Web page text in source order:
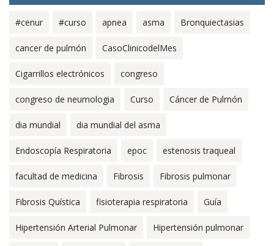
#cenur #curso apnea asma Bronquiectasias
cancer de pulmón CasoClinicodelMes
Cigarrillos electrónicos congreso
congreso de neumologia Curso Cáncer de Pulmón
dia mundial dia mundial del asma
Endoscopía Respiratoria epoc estenosis traqueal
facultad de medicina Fibrosis Fibrosis pulmonar
Fibrosis Quística fisioterapia respiratoria Guía
Hipertensión Arterial Pulmonar Hipertensión pulmonar